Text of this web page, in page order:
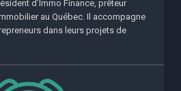
d’Immo Finance, prêteur
au Québec. Il accompagne
dans leurs projets de